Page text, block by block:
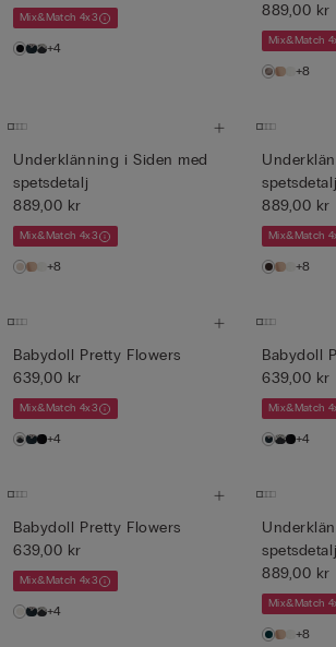
Mix&Match 4x3
+4
889,00 kr
Mix&Match
+8
Underklänning i Siden med
spetsdetalj
889,00 kr
Mix&Match 4x3
+8
spetsdetalj
889,00 kr
Mix&Match
+8
Babydoll Pretty Flowers
639,00 kr
Mix&Match 4x3
+4
Babydoll
639,00 kr
Mix&Match
+4
Babydoll Pretty Flowers
639,00 kr
Mix&Match 4x3
+4
spetsdetalj
889,00 kr
Mix&Match
+8